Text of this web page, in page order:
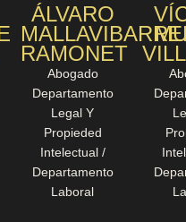
ÁLVARO
RAMONET
Abogado
Departamento
Legal Y
Propieded
Intelectual /
Departamento
Laboral